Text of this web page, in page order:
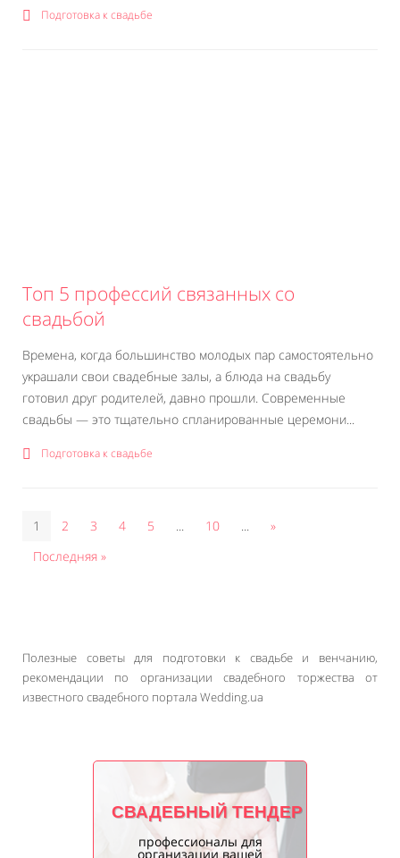
Подготовка к свадьбе
Топ 5 профессий связанных со
свадьбой
Времена, когда большинство молодых пар самостоятельно
украшали свои свадебные залы, а блюда на свадьбу
готовил друг родителей, давно прошли. Современные
свадьбы — это тщательно спланированные церемони...
Подготовка к свадьбе
1 2 3 4 5 ... 10 ...
»
Последняя »
Полезные советы для подготовки к свадьбе и венчанию,
рекомендации по организации свадебного торжества от
известного свадебного портала Wedding.ua
СВАДЕБНЫЙ ТЕНДЕР
профессионалы для
организации вашей